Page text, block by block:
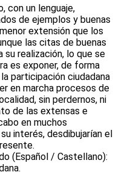
con un lenguaje,
de ejemplos y buenas
extensión que los
las citas de buenas
su realización, lo que se
es exponer, de forma
participación ciudadana
en marcha procesos de
sin perdernos, ni
de las extensas e
en muchos
interés, desdibujarían el
(Español / Castellano):